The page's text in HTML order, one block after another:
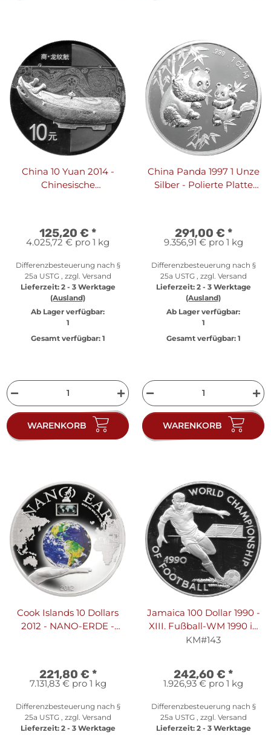
China 10 Yuan 2014 -
Chinesische
125,20 € *
4.025,72 € pro 1 kg
Differenzbesteuerung nach §
25a USTG , zzgl. Versand
Lieferzeit: 2 - 3 Werktage
(Ausland)
Ab Lager verfügbar:
1
Gesamt verfügbar:1
WARENKORB
China Panda 1997 1 Unze
Silber - Polierte Platte
291,00 € *
9.356,91 € pro 1 kg
Differenzbesteuerung nach §
25a USTG , zzgl. Versand
Lieferzeit: 2 - 3 Werktage
(Ausland)
Ab Lager verfügbar:
1
Gesamt verfügbar:1
WARENKORB
Cook Islands 10 Dollars
2012 - NANO-ERDE -
221,80 € *
7.131,83 € pro 1 kg
Differenzbesteuerung nach §
25a USTG , zzgl. Versand
Lieferzeit: 2 - 3 Werktage
Jamaica 100 Dollar 1990 -
XIII. Fußball-WM 1990 in
Italien "Spieler mit Ball" -
KM#143
242,60 € *
1.926,93 € pro 1 kg
Differenzbesteuerung nach §
25a USTG , zzgl. Versand
Lieferzeit: 2 - 3 Werktage